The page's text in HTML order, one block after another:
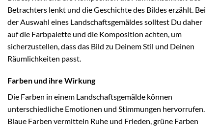
Betrachters lenkt und die Geschichte des Bildes erzählt. Bei
der Auswahl eines Landschaftsgemäldes solltest Du daher
auf die Farbpalette und die Komposition achten, um
sicherzustellen, dass das Bild zu Deinem Stil und Deinen
Räumlichkeiten passt.
Farben und ihre Wirkung
Die Farben in einem Landschaftsgemälde können
unterschiedliche Emotionen und Stimmungen hervorrufen.
Blaue Farben vermitteln Ruhe und Frieden, grüne Farben